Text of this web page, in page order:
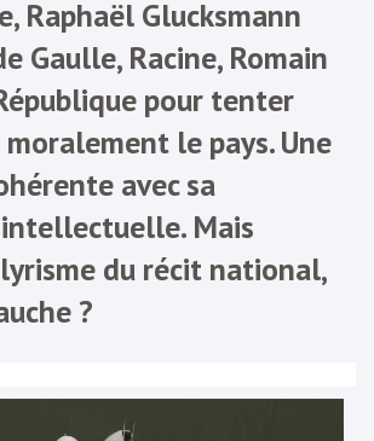
Raphaël Glucksmann
Gaulle, Racine, Romain
pour tenter
le pays. Une
avec sa
Mais
du récit national,
?